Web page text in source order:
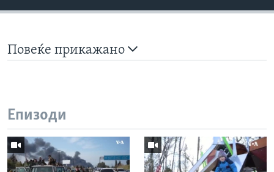
Повеќе прикажано
Епизоди